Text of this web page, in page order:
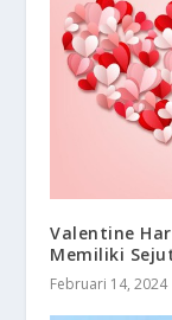
Valentine
Memiliki
Februari 14, 2024